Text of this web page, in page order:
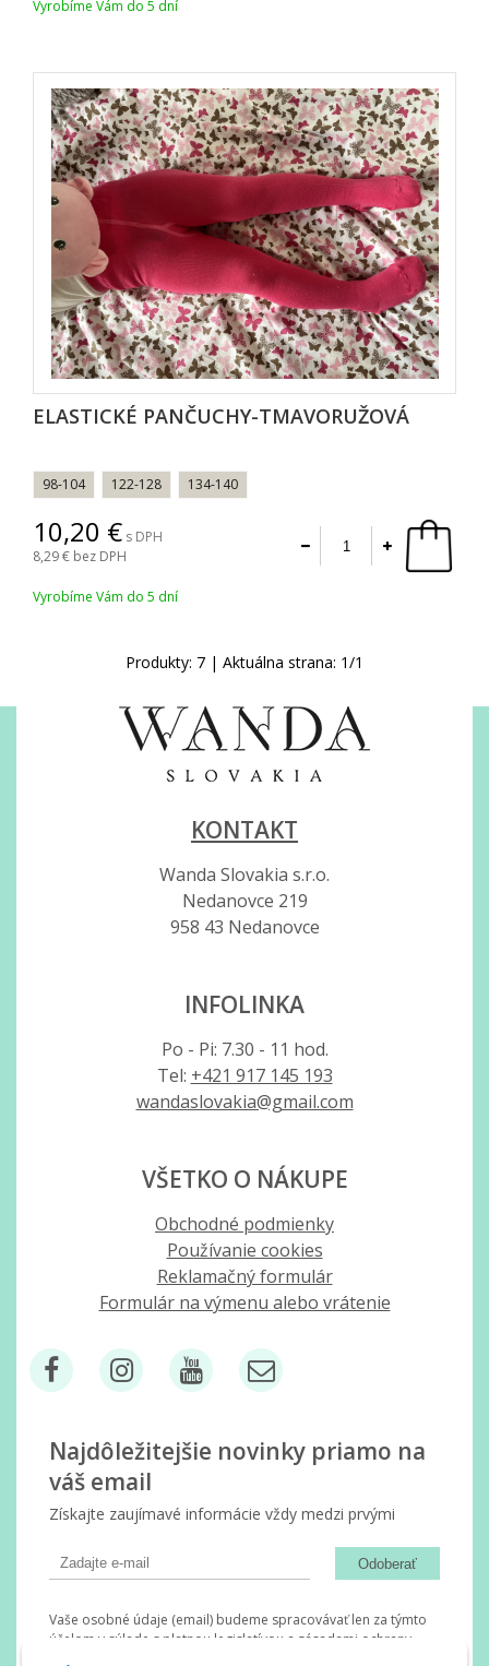
Vyrobíme Vám do 5 dní
ELASTICKÉ PANČUCHY-TMAVORUŽOVÁ
98-104 122-128 134-140
10,20
s DPH
8,29 bez DPH
Vyrobíme Vám do 5 dní
Produkty: 7 | Aktuálna strana: 1/1
KONTAKT
Wanda Slovakia s.r.o.
Nedanovce 219
958 43 Nedanovce
INFOLINKA
Po - Pi: 7.30 - 11 hod.
Tel: +421 917 145 193
wandaslovakia@gmail.com
VŠETKO O NÁKUPE
Obchodné podmienky
Používanie cookies
Reklamačný formulár
Formulár na výmenu alebo vrátenie
Najdôležitejšie novinky priamo na
váš email
Získajte zaujímavé informácie vždy medzi prvými
Odoberať
Vaše osobné údaje (email) budeme spracovávať len za týmto
účelom v súlade s platnou legislatívou a zásadami ochrany